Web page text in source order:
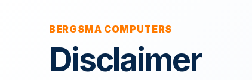
BERGSMA COMPUTERS
Disclaimer